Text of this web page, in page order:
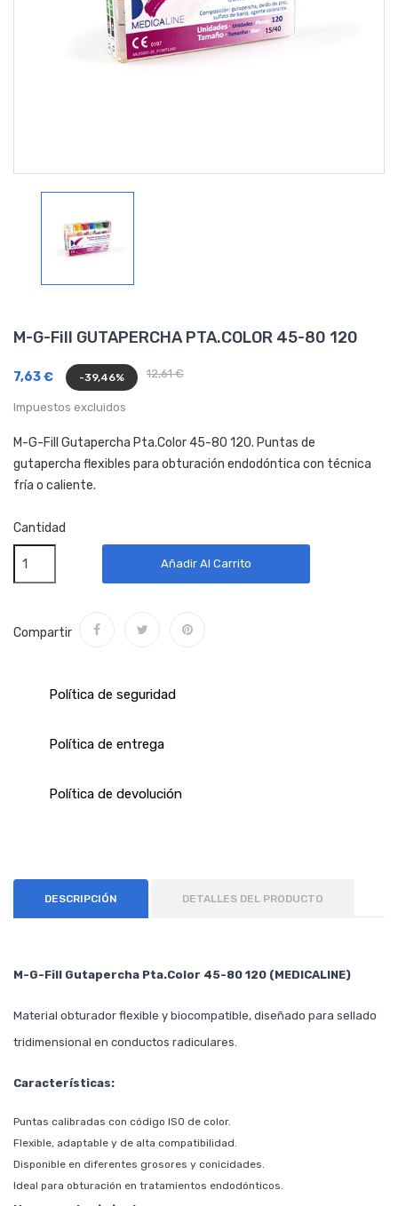
M-G-Fill GUTAPERCHA PTA.COLOR 45-80 120
12,61 €
7,63 € -39,46%
Impuestos excluidos
M-G-Fill Gutapercha Pta.Color 45-80 120. Puntas de
gutapercha flexibles para obturación endodóntica con técnica
fría o caliente.
Cantidad
Añadir Al Carrito
Compartir
Política de seguridad
Política de entrega
Política de devolución
DESCRIPCIÓN DETALLES DEL PRODUCTO
M-G-Fill Gutapercha Pta.Color 45-80 120 (MEDICALINE)
Material obturador flexible y biocompatible, diseñado para sellado
tridimensional en conductos radiculares.
Características:
Puntas calibradas con código ISO de color.
Flexible, adaptable y de alta compatibilidad.
Disponible en diferentes grosores y conicidades.
Ideal para obturación en tratamientos endodónticos.